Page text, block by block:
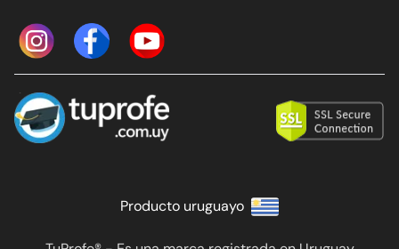
Producto uruguayo